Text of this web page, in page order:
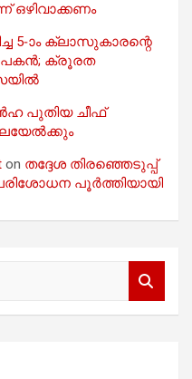
ഒഴിവാക്കണം
5-ാം ക്ലാസുകാരന്റെ
ക്രൂരത
പുതിയ ചീഫ്
on തദ്ദേശ തിരഞ്ഞെടുപ്പ്
പൂർത്തിയായി